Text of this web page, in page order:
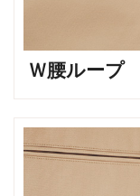
Ｗ腰ループ